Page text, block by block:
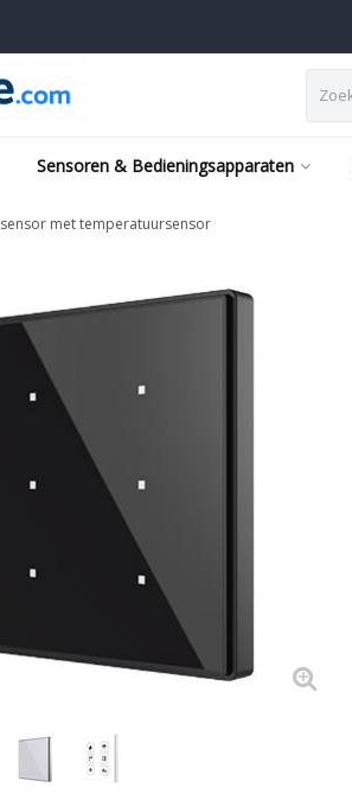
Sensoren & Bedieningsapparaten
met temperatuursensor